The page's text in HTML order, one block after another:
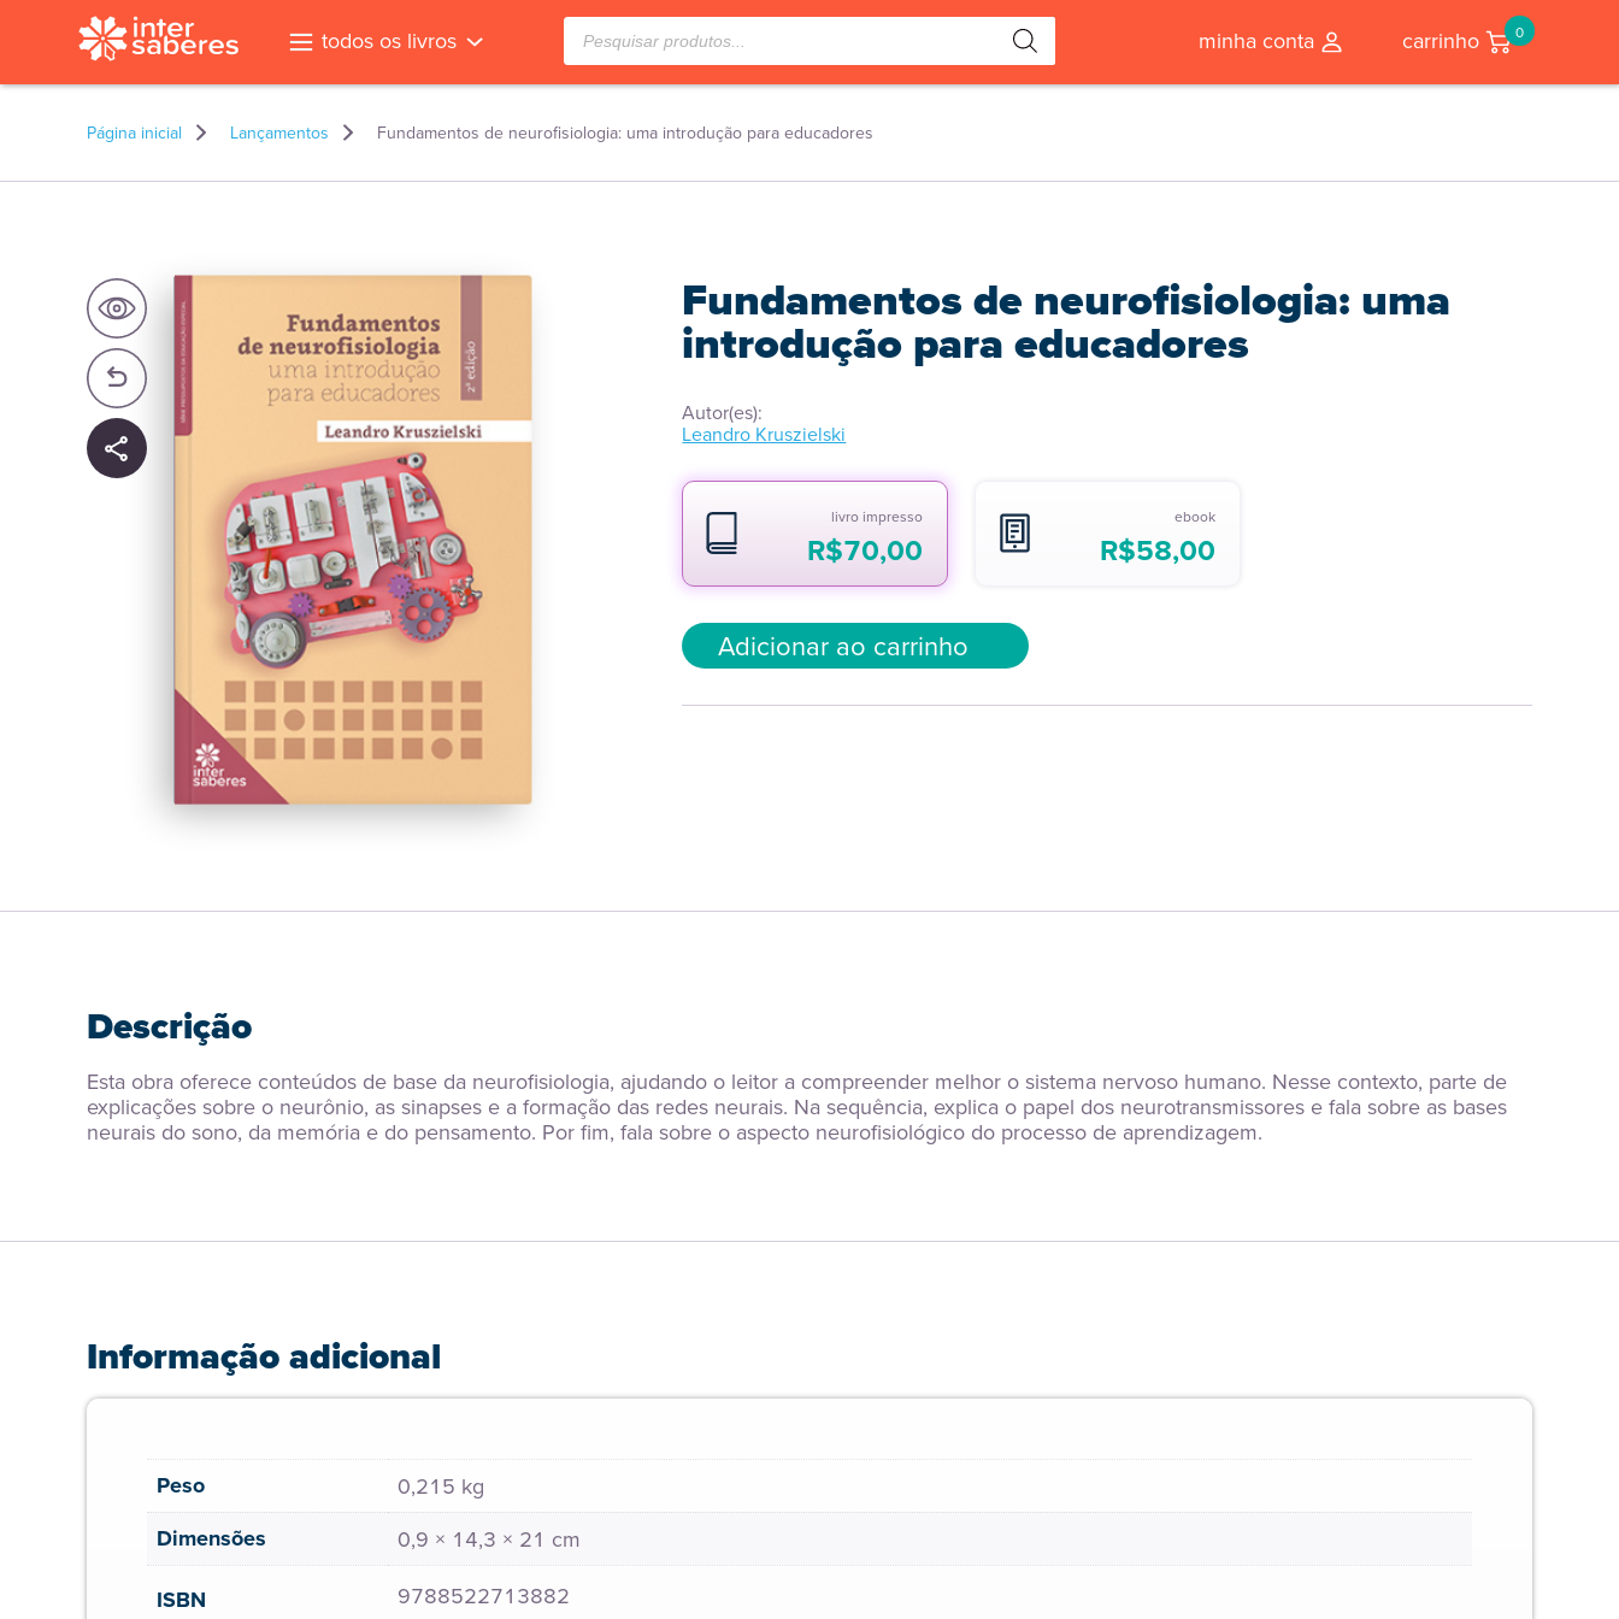
todos os livros
Pesquisar
produtos
minha conta carrinho 0
Página inicial Lançamentos Fundamentos de neurofisiologia: uma introdução para educadores
Fundamentos de neurofisiologia: uma
introdução para educadores
Autor(es):
Leandro Kruszielski
livro impresso
R$70,00
ebook
R$58,00
Adicionar ao carrinho
Descrição
Esta obra oferece conteúdos de base da neurofisiologia, ajudando o leitor a compreender melhor o sistema nervoso humano. Nesse contexto, parte de
explicações sobre o neurônio, as sinapses e a formação das redes neurais. Na sequência, explica o papel dos neurotransmissores e fala sobre as bases
neurais do sono, da memória e do pensamento. Por fim, fala sobre o aspecto neurofisiológico do processo de aprendizagem.
Informação adicional
Peso 0,215 kg
Dimensões 0,9 × 14,3 × 21 cm
ISBN 9788522713882